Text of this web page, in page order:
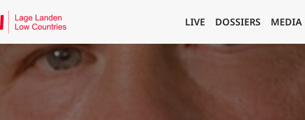
LIVE DOSSIERS MEDIA